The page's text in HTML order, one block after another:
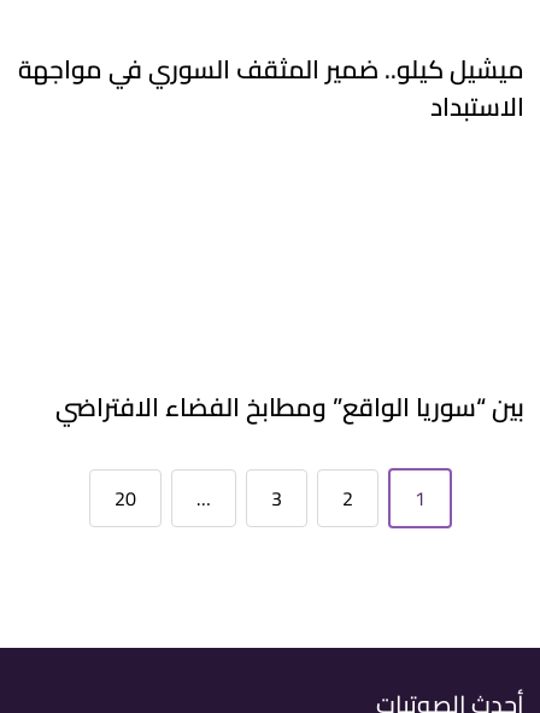
ميشيل كيلو.. ضمير المثقف السوري في مواجهة
الاستبداد
بين “سوريا الواقع” ومطابخ الفضاء الافتراضي
1
2
3
…
20